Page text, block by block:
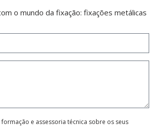
o mundo da fixação: fixações metálicas
e assessoria técnica sobre os seus